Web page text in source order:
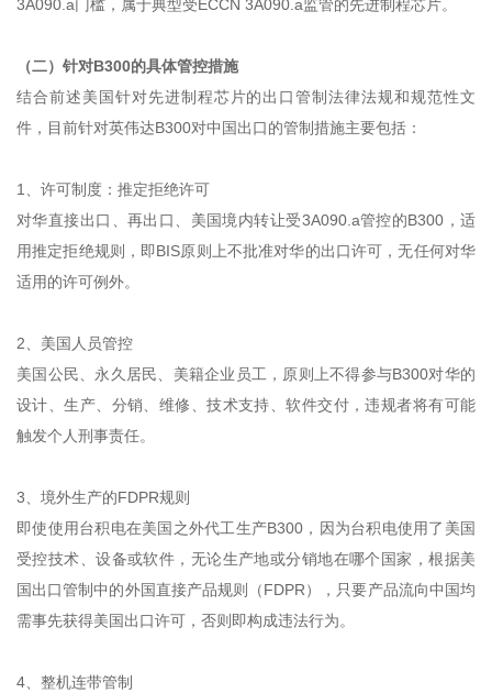
3A090.a门槛，属于典型受ECCN 3A090.a监管的先进制程芯片。
（二）针对B300的具体管控措施
结合前述美国针对先进制程芯片的出口管制法律法规和规范性文
件，目前针对英伟达B300对中国出口的管制措施主要包括：
1、许可制度：推定拒绝许可
对华直接出口、再出口、美国境内转让受3A090.a管控的B300，适
用推定拒绝规则，即BIS原则上不批准对华的出口许可，无任何对华
适用的许可例外。
2、美国人员管控
美国公民、永久居民、美籍企业员工，原则上不得参与B300对华的
设计、生产、分销、维修、技术支持、软件交付，违规者将有可能
触发个人刑事责任。
3、境外生产的FDPR规则
即使使用台积电在美国之外代工生产B300，因为台积电使用了美国
受控技术、设备或软件，无论生产地或分销地在哪个国家，根据美
国出口管制中的外国直接产品规则（FDPR），只要产品流向中国均
需事先获得美国出口许可，否则即构成违法行为。
4、整机连带管制